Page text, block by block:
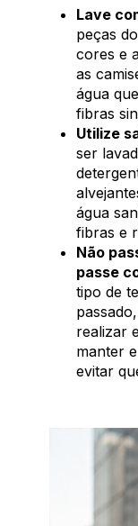
Lave
peças
cores e
as
água
fibras
Utilize
ser
água
fibras e
Não
passe
tipo de
realizar
manter
evitar